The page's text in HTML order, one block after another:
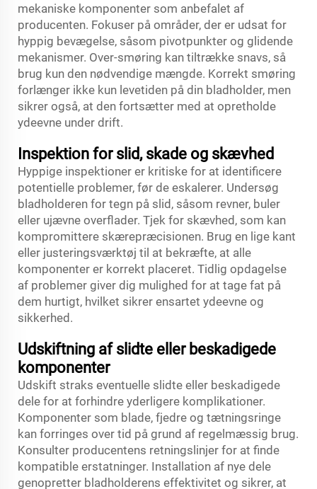
mekaniske komponenter som anbefalet af
producenten. Fokuser på områder, der er udsat for
hyppig bevægelse, såsom pivotpunkter og glidende
mekanismer. Over-smøring kan tiltrække snavs, så
brug kun den nødvendige mængde. Korrekt smøring
forlænger ikke kun levetiden på din bladholder, men
sikrer også, at den fortsætter med at opretholde
ydeevne under drift.
Inspektion for slid, skade og skævhed
Hyppige inspektioner er kritiske for at identificere
potentielle problemer, før de eskalerer. Undersøg
bladholderen for tegn på slid, såsom revner, buler
eller ujævne overflader. Tjek for skævhed, som kan
kompromittere skærepræcisionen. Brug en lige kant
eller justeringsværktøj til at bekræfte, at alle
komponenter er korrekt placeret. Tidlig opdagelse
af problemer giver dig mulighed for at tage fat på
dem hurtigt, hvilket sikrer ensartet ydeevne og
sikkerhed.
Udskiftning af slidte eller beskadigede
komponenter
Udskift straks eventuelle slidte eller beskadigede
dele for at forhindre yderligere komplikationer.
Komponenter som blade, fjedre og tætningsringe
kan forringes over tid på grund af regelmæssig brug.
Konsulter producentens retningslinjer for at finde
kompatible erstatninger. Installation af nye dele
genopretter bladholderens effektivitet og sikrer, at